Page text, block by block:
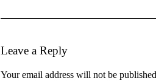
Leave a Reply
Your email address will not be